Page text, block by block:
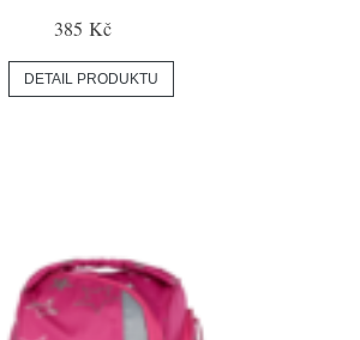
385 Kč
DETAIL PRODUKTU